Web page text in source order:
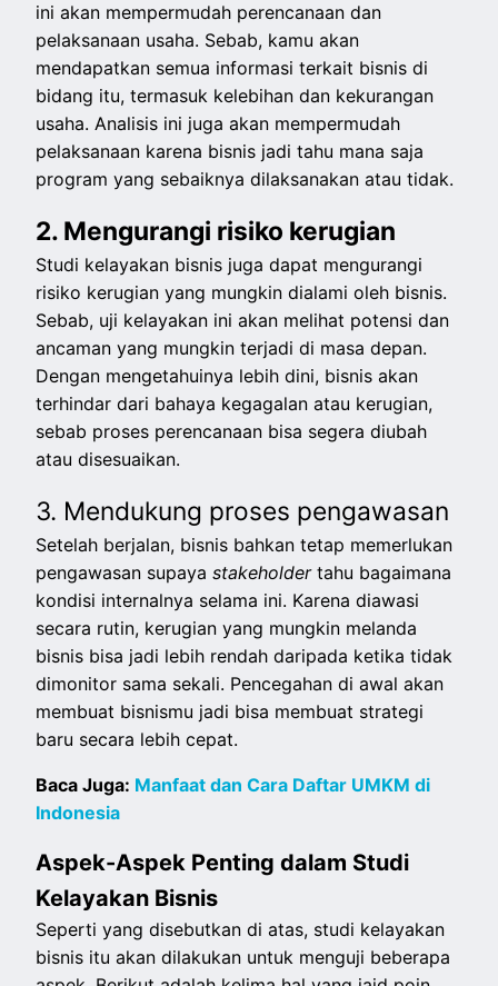
ini akan mempermudah perencanaan dan
pelaksanaan usaha. Sebab, kamu akan
mendapatkan semua informasi terkait bisnis di
bidang itu, termasuk kelebihan dan kekurangan
usaha. Analisis ini juga akan mempermudah
pelaksanaan karena bisnis jadi tahu mana saja
program yang sebaiknya dilaksanakan atau tidak.
2. Mengurangi risiko kerugian
Studi kelayakan bisnis juga dapat mengurangi
risiko kerugian yang mungkin dialami oleh bisnis.
Sebab, uji kelayakan ini akan melihat potensi dan
ancaman yang mungkin terjadi di masa depan.
Dengan mengetahuinya lebih dini, bisnis akan
terhindar dari bahaya kegagalan atau kerugian,
sebab proses perencanaan bisa segera diubah
atau disesuaikan.
3. Mendukung proses pengawasan
Setelah berjalan, bisnis bahkan tetap memerlukan
pengawasan supayastakeholdertahu bagaimana
kondisi internalnya selama ini. Karena diawasi
secara rutin, kerugian yang mungkin melanda
bisnis bisa jadi lebih rendah daripada ketika tidak
dimonitor sama sekali. Pencegahan di awal akan
membuat bisnismu jadi bisa membuat strategi
baru secara lebih cepat.
Baca Juga: Manfaat dan Cara Daftar UMKM di
Indonesia
Aspek-Aspek Penting dalam Studi
Kelayakan Bisnis
Seperti yang disebutkan di atas, studi kelayakan
bisnis itu akan dilakukan untuk menguji beberapa